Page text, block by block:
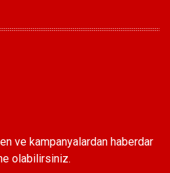
ve kampanyalardan haberdar
olabilirsiniz.